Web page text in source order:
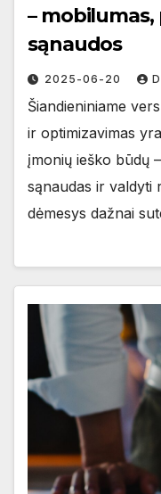
–
sąnaudos
2025-06-20
Šiandieniniame
ir optimizavimas
įmonių ieško būdų
sąnaudas ir valdyti
dėmesys dažnai